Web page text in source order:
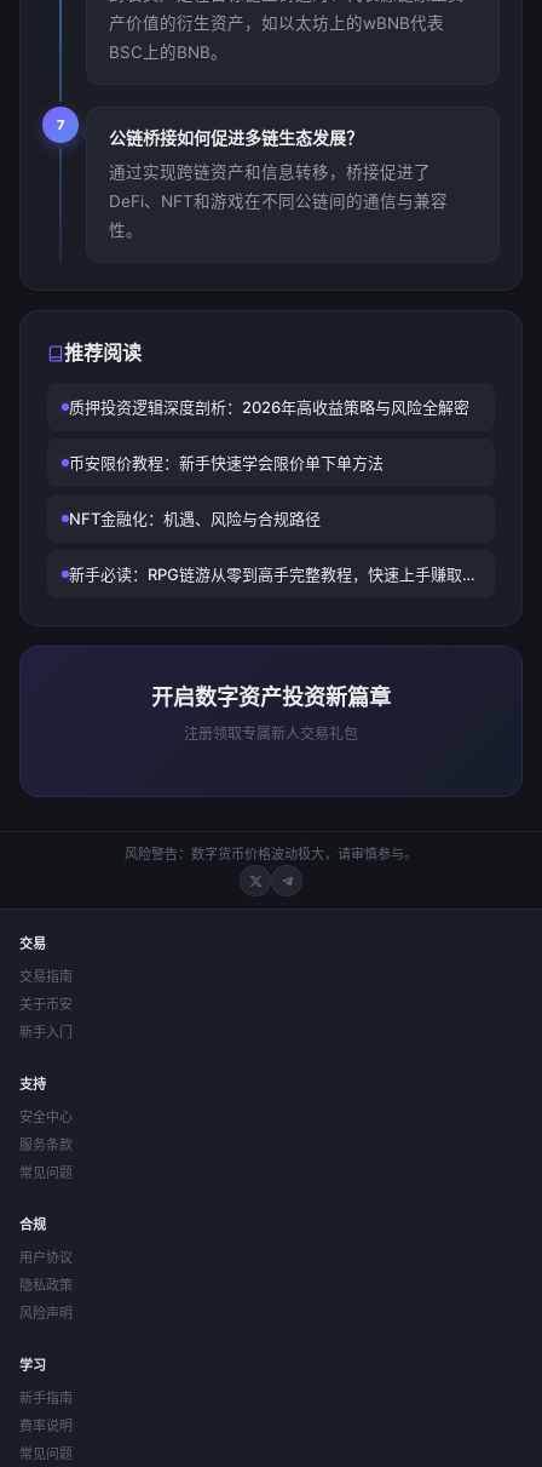
产价值的衍生资产，如以太坊上的wBNB代表
BSC上的BNB。
7
公链桥接如何促进多链生态发展？
通过实现跨链资产和信息转移，桥接促进了
DeFi、NFT和游戏在不同公链间的通信与兼容
性。
推荐阅读
质押投资逻辑深度剖析：2026年高收益策略与风险全解密
币安限价教程：新手快速学会限价单下单方法
NFT金融化：机遇、风险与合规路径
新手必读：RPG链游从零到高手完整教程，快速上手赚取加
整教程，快速上手赚取加密收益！
开启数字资产投资新篇章
注册领取专属新人交易礼包
风险警告：数字货币价格波动极大，请审慎参与。
交易
交易指南
关于币安
新手入门
支持
安全中心
服务条款
常见问题
合规
用户协议
隐私政策
风险声明
学习
新手指南
费率说明
常见问题